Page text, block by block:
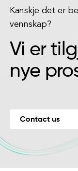
Kanskje det er
vennskap?
Vi er
nye
Contact us